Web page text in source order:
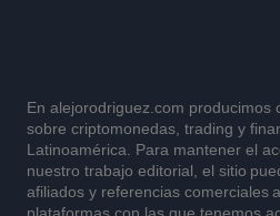
En alejorodriguez.com producimos
sobre criptomonedas, trading y
Latinoamérica. Para mantener el
nuestro trabajo editorial, el sitio
afiliados y referencias comerciales